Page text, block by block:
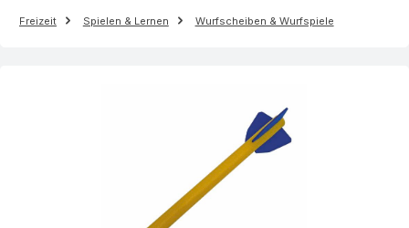
Freizeit Spielen & Lernen Wurfscheiben & Wurfspiele